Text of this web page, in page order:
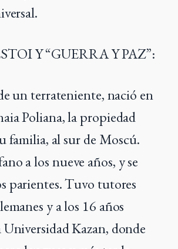
Y “GUERRA Y PAZ”:
un terrateniente, nació en
Poliana, la propiedad
familia, al sur de Moscú.
a los nueve años, y se
parientes. Tuvo tutores
y a los 16 años
Kazan, donde